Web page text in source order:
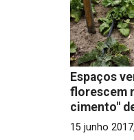
Espaços
florescem
cimento"
15 junho